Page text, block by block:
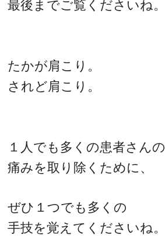
最後までご覧くださいね。
たかが肩こり。
されど肩こり。
１人でも多くの患者さんの
痛みを取り除くために、
ぜひ１つでも多くの
手技を覚えてくださいね。